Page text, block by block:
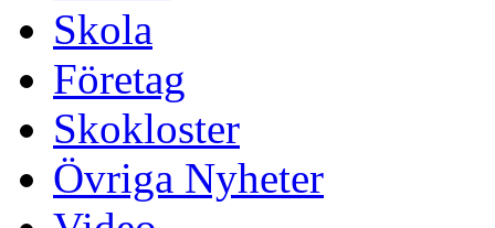
Skola
Företag
Skokloster
Övriga Nyheter